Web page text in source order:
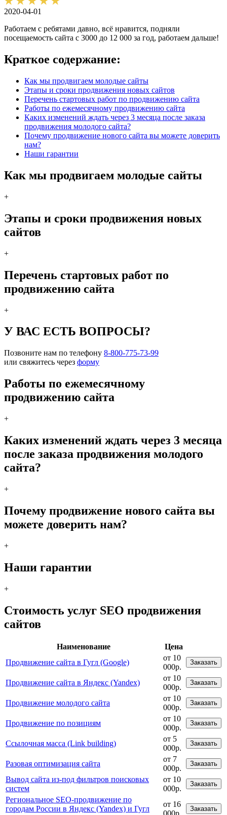
2020-04-01
Работаем с ребятами давно, всё нравится, подняли
посещаемость сайта с 3000 до 12 000 за год, работаем дальше!
Краткое содержание:
Как мы продвигаем молодые сайты
Этапы и сроки продвижения новых сайтов
Перечень стартовых работ по продвижению сайта
Работы по ежемесячному продвижению сайта
Каких изменений ждать через 3 месяца после заказа
продвижения молодого сайта?
Почему продвижение нового сайта вы можете доверить
нам?
Наши гарантии
Как мы продвигаем молодые сайты
+
Этапы и сроки продвижения новых
сайтов
+
Перечень стартовых работ по
продвижению сайта
+
У ВАС ЕСТЬ ВОПРОСЫ?
Позвоните нам по телефону 8-800-775-73-99
или свяжитесь через форму
Работы по ежемесячному
продвижению сайта
+
Каких изменений ждать через 3 месяца
после заказа продвижения молодого
сайта?
+
Почему продвижение нового сайта вы
можете доверить нам?
+
Наши гарантии
+
Стоимость услуг SEO продвижения
сайтов
Наименование
Цена
Продвижение сайта в Гугл (Google)
от 10
000р.
Заказать
Продвижение сайта в Яндекс (Yandex)
от 10
000р.
Заказать
Продвижение молодого сайта
от 10
000р.
Заказать
Продвижение по позициям
от 10
000р.
Заказать
Ссылочная масса (Link building)
от 5
000р.
Заказать
Разовая оптимизация сайта
от 7
000р.
Заказать
Вывод сайта из-под фильтров поисковых
систем
от 10
000р.
Заказать
Региональное SEO-продвижение по
городам России в Яндекс (Yandex) и Гугл
от 16
Заказать